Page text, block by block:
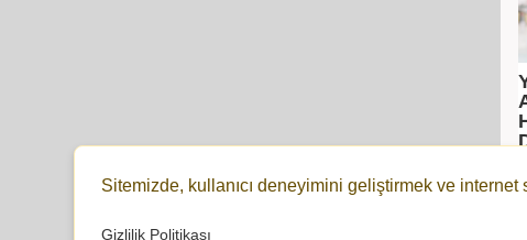
Sitemizde, kullanıcı deneyimini geliştirmek ve internet
Gizlilik Politikası